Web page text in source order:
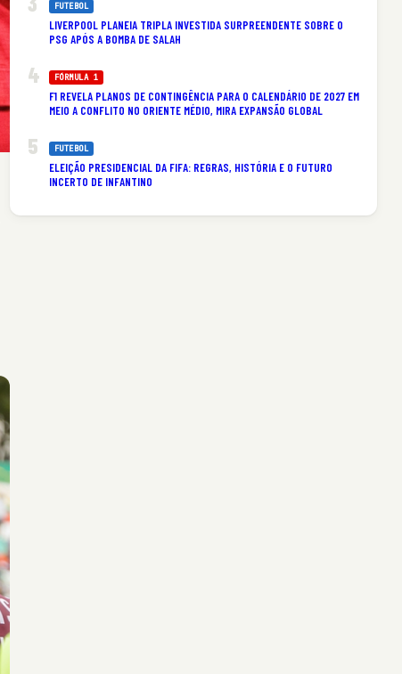
FUTEBOL
LIVERPOOL PLANEIA TRIPLA INVESTIDA SURPREENDENTE SOBRE O
PSG APÓS A BOMBA DE SALAH
FÓRMULA 1
F1 REVELA PLANOS DE CONTINGÊNCIA PARA O CALENDÁRIO DE 2027 EM
MEIO A CONFLITO NO ORIENTE MÉDIO, MIRA EXPANSÃO GLOBAL
FUTEBOL
ELEIÇÃO PRESIDENCIAL DA FIFA: REGRAS, HISTÓRIA E O FUTURO
INCERTO DE INFANTINO